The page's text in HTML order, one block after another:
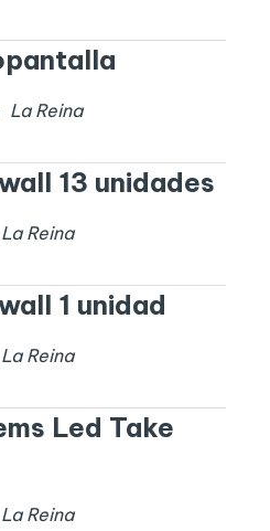
La Reina
13 unidades
La Reina
1 unidad
La Reina
Led Take
La Reina